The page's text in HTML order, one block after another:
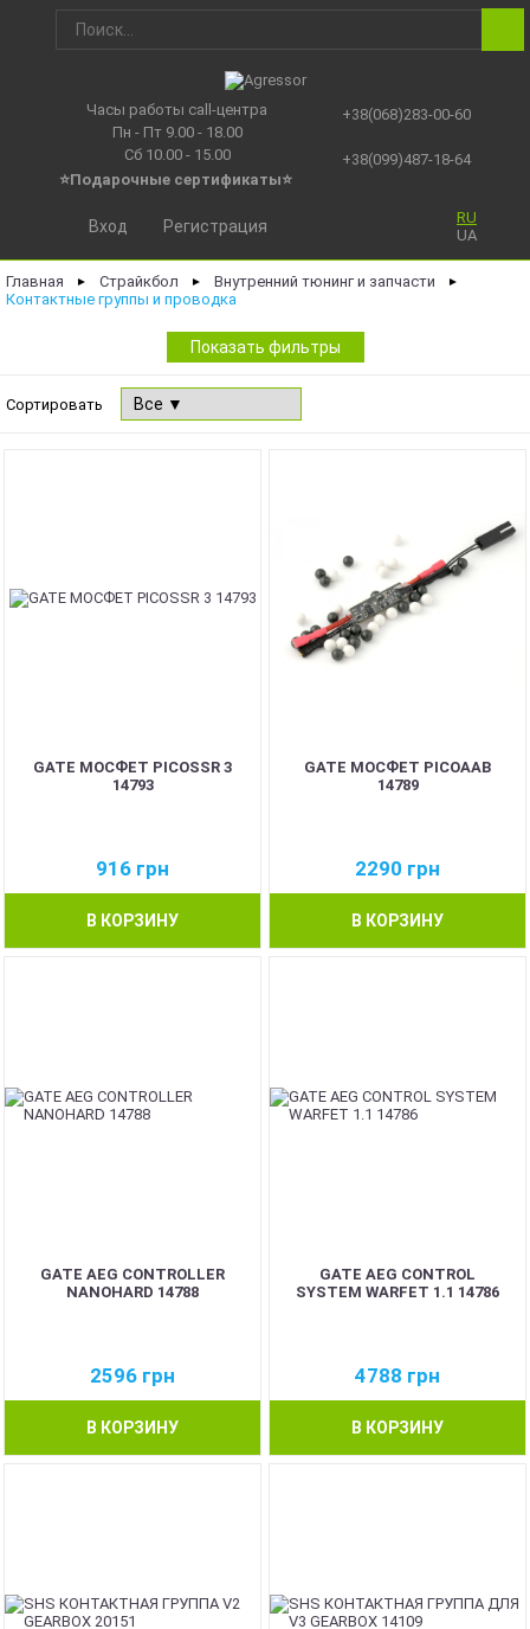
Часы работы call-центра
Пн - Пт 9.00 - 18.00
Сб 10.00 - 15.00
⭐Подарочные сертификаты⭐
+38(068)283-00-60
+38(099)487-18-64
RU
UA
Вход Регистрация
Главная ► Страйкбол ► Внутренний тюнинг и запчасти ►
Контактные группы и проводка
Показать фильтры
Сортировать
GATE МОСФЕТ PICOSSR 3
14793
916 грн
В КОРЗИНУ
GATE МОСФЕТ PICOAAB
14789
2290 грн
В КОРЗИНУ
GATE AEG CONTROLLER
NANOHARD 14788
2596 грн
В КОРЗИНУ
GATE AEG CONTROL
SYSTEM WARFET 1.1 14786
4788 грн
В КОРЗИНУ